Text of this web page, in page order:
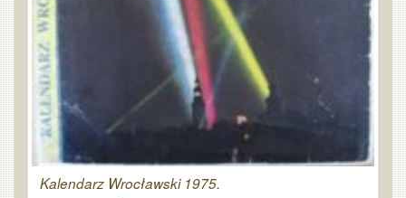
Kalendarz Wrocławski 1975.